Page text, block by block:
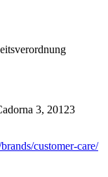
3, 20123
customer-care/